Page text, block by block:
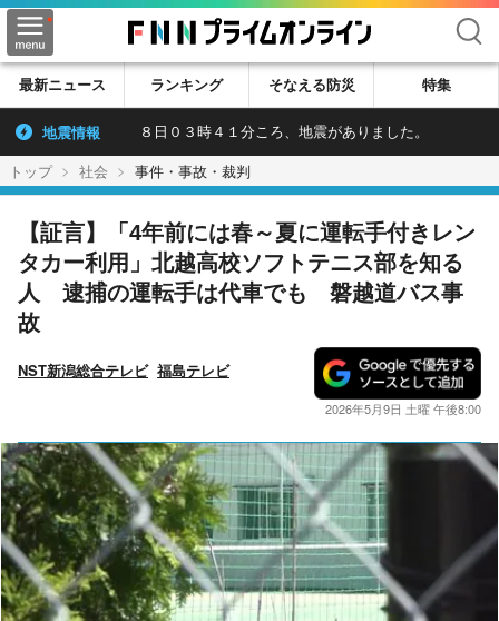
検索
最新ニュース ランキング そなえる防災 特集
地震情報 ８日０３時４１分ころ、地震がありました。
トップ 社会 事件・事故・裁判
【証言】「4年前には春～夏に運転手付きレン
タカー利用」北越高校ソフトテニス部を知る
人 逮捕の運転手は代車でも 磐越道バス事
故
NST新潟総合テレビ 福島テレビ
2026年5月9日 土曜 午後8:00